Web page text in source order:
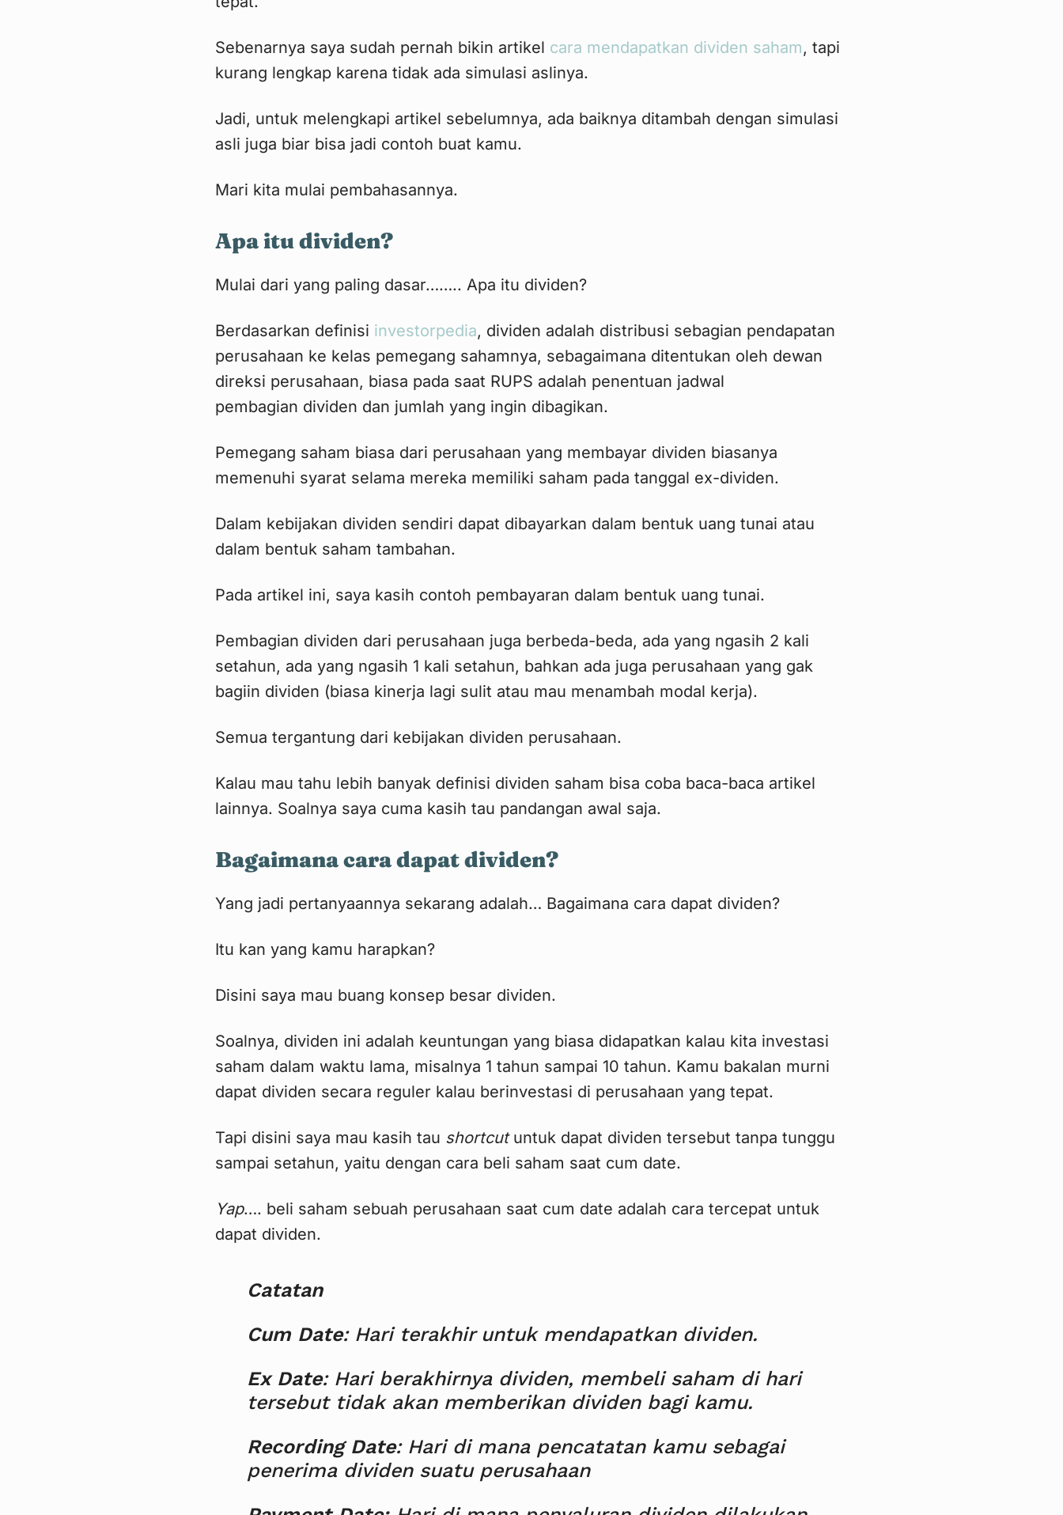
Sebenarnya saya sudah pernah bikin artikel cara mendapatkan dividen saham, tapi
kurang lengkap karena tidak ada simulasi aslinya.
Jadi, untuk melengkapi artikel sebelumnya, ada baiknya ditambah dengan simulasi
asli juga biar bisa jadi contoh buat kamu.
Mari kita mulai pembahasannya.
Apa itu dividen?
Mulai dari yang paling dasar…….. Apa itu dividen?
Berdasarkan definisi investorpedia, dividen adalah distribusi sebagian pendapatan
perusahaan ke kelas pemegang sahamnya, sebagaimana ditentukan oleh dewan
direksi perusahaan, biasa pada saat RUPS adalah penentuan jadwal
pembagian dividen dan jumlah yang ingin dibagikan.
Pemegang saham biasa dari perusahaan yang membayar dividen biasanya
memenuhi syarat selama mereka memiliki saham pada tanggal ex-dividen.
Dalam kebijakan dividen sendiri dapat dibayarkan dalam bentuk uang tunai atau
dalam bentuk saham tambahan.
Pada artikel ini, saya kasih contoh pembayaran dalam bentuk uang tunai.
Pembagian dividen dari perusahaan juga berbeda-beda, ada yang ngasih 2 kali
setahun, ada yang ngasih 1 kali setahun, bahkan ada juga perusahaan yang gak
bagiin dividen (biasa kinerja lagi sulit atau mau menambah modal kerja).
Semua tergantung dari kebijakan dividen perusahaan.
Kalau mau tahu lebih banyak definisi dividen saham bisa coba baca-baca artikel
lainnya. Soalnya saya cuma kasih tau pandangan awal saja.
Bagaimana cara dapat dividen?
Yang jadi pertanyaannya sekarang adalah… Bagaimana cara dapat dividen?
Itu kan yang kamu harapkan?
Disini saya mau buang konsep besar dividen.
Soalnya, dividen ini adalah keuntungan yang biasa didapatkan kalau kita investasi
saham dalam waktu lama, misalnya 1 tahun sampai 10 tahun. Kamu bakalan murni
dapat dividen secara reguler kalau berinvestasi di perusahaan yang tepat.
Tapi disini saya mau kasih tau shortcutuntuk dapat dividen tersebut tanpa tunggu
sampai setahun, yaitu dengan cara beli saham saat cum date.
Yap…. beli saham sebuah perusahaan saat cum date adalah cara tercepat untuk
dapat dividen.
Catatan
Cum Date: Hari terakhir untuk mendapatkan dividen.
Ex Date: Hari berakhirnya dividen, membeli saham di hari
tersebut tidak akan memberikan dividen bagi kamu.
Recording Date: Hari di mana pencatatan kamu sebagai
penerima dividen suatu perusahaan